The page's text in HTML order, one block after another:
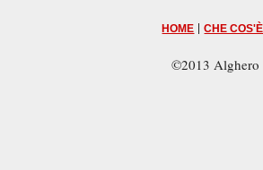
HOME |CHE
©2013 Alghero